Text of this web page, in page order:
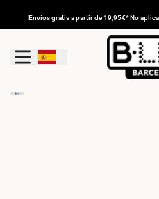
Envíos gratis a partir de 19,95€* No
Geolocation Button: España